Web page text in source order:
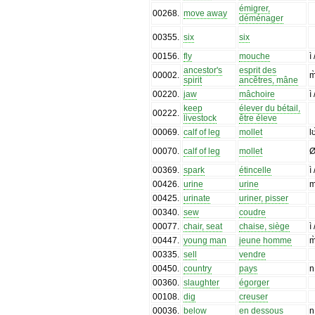
00268. move away
émigrer,
déménager
00355. six
six
00156. fly mouche
ì
00002. ancestor's
spirit
esprit des
ancêtres, mâne
00220. jaw mâchoire
ì
00222. keep
livestock
élever du bétail,
être éleve
00069. calf of leg mollet
00070. calf of leg mollet
00369. spark étincelle
ì
00426. urine urine
00425. urinate
uriner, pisser
00340. sew
coudre
00077. chair, seat chaise, siège
ì
00447. young man jeune homme
00335. sell
vendre
00450. country pays
n
00360. slaughter
égorger
00108. dig
creuser
00036. below en dessous
n